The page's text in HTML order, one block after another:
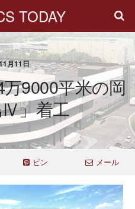
TODAY
月11日
9000平米の岡
Ⅳ」着工
ピン メール